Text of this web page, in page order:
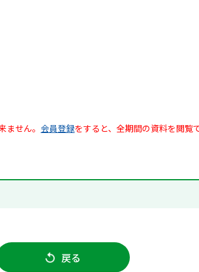
せん。 会員登録をすると、全期間の資料を閲覧
戻る